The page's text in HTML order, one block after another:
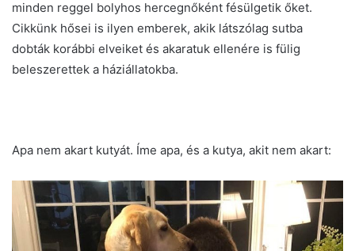
minden reggel bolyhos hercegnőként fésülgetik őket.
Cikkünk hősei is ilyen emberek, akik látszólag sutba
dobták korábbi elveiket és akaratuk ellenére is fülig
beleszerettek a háziállatokba.
Apa nem akart kutyát. Íme apa, és a kutya, akit nem akart: